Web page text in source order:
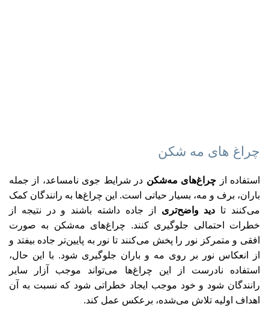
چراغ‌ های مه‌ شکن
استفاده از چراغ‌های مه‌شکن در شرایط جوی نامساعد، از جمله
باران، برف و مه، بسیار حیاتی است. این چراغ‌ها به رانندگان کمک
می‌کنند تا دید واضح‌تری از جاده داشته باشند و در نتیجه از
خطرات احتمالی جلوگیری کنند. چراغ‌های مه‌شکن به صورت
افقی و متمرکز نور را پخش می‌کنند تا نور به پایین‌تر جاده بیفتد و
از انعکاس نور بر روی مه و باران جلوگیری شود. با این حال،
استفاده نادرست از این چراغ‌ها می‌تواند موجب آزار سایر
رانندگان شود و خود موجب ایجاد خطراتی شود که نسبت به آن
اهداف اولیه تلاش می‌شده، برعکس عمل کند.